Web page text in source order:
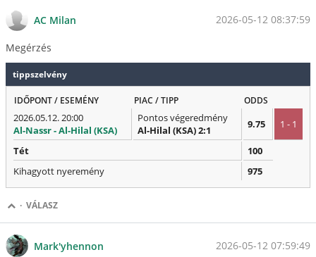
AC Milan 2026-05-12 08:37:59
Megérzés
tippszelvény
IDŐPONT / ESEMÉNY PIAC / TIPP ODDS
2026.05.12. 20:00
Al-Nassr - Al-Hilal (KSA)
Pontos végeredmény
Al-Hilal (KSA) 2:1
9.75 1 - 1
Tét
100
Kihagyott nyeremény
975
· VÁLASZ
Mark'yhennon 2026-05-12 07:59:49